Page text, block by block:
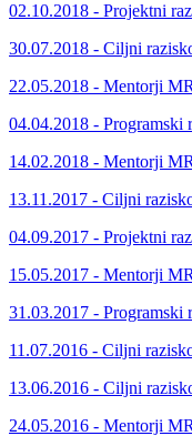
02.10.2018 - Projektni
30.07.2018 - Ciljni
22.05.2018 - Mentorji MR
04.04.2018 - Programski
14.02.2018 - Mentorji
13.11.2017 - Ciljni
04.09.2017 - Projektni
15.05.2017 - Mentorji MR
31.03.2017 - Programski
11.07.2016 - Ciljni
13.06.2016 - Ciljni
24.05.2016 - Mentorji MR